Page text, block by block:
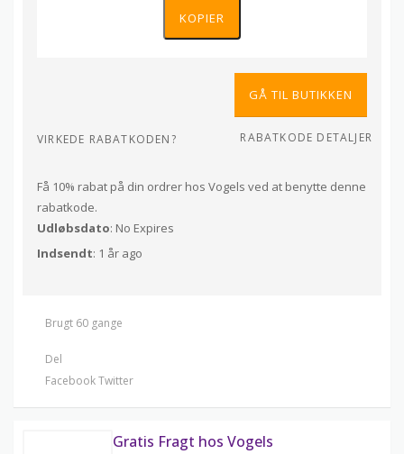
KOPIER
GÅ TIL BUTIKKEN
VIRKEDE RABATKODEN? RABATKODE DETALJER
Få 10% rabat på din ordrer hos Vogels ved at benytte denne
rabatkode.
Udløbsdato: No Expires
Indsendt: 1 år ago
Brugt 60 gange
Del
FacebookTwitter
Gratis Fragt hos Vogels